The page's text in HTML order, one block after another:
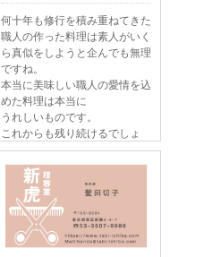
何十年も修行を積み重ねてきた
職人の作った料理は素人がいく
ら真似をしようと企んでも無理
ですね。
本当に美味しい職人の愛情を込
めた料理は本当に
うれしいものです。
これからも残り続けるでしょ
う！